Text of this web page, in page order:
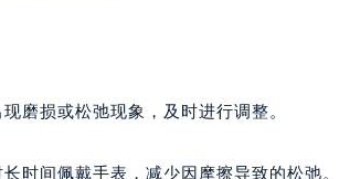
路萧邦售后服务中心（需提前预约）
磨损或松弛现象，及时进行调整。
时间佩戴手表，减少因摩擦导致的松弛。